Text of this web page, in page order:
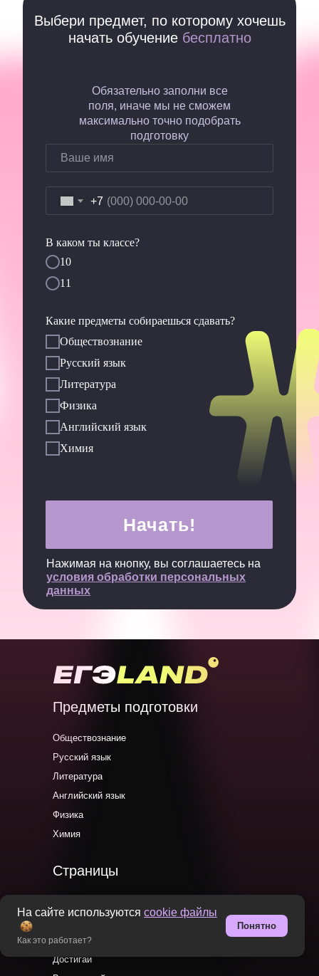
На сайте используются cookie файлы
Как это работает?
Понятно
Выбери предмет, по которому хочешь
начать обучение бесплатно
Обязательно заполни все
поля, иначе мы не сможем
максимально точно подобрать
подготовку
Начать!
+7
В каком ты классе?
10
11
Какие предметы собираешься сдавать?
Обществознание
Русский язык
Литература
Физика
Английский язык
Химия
Нажимая на кнопку, вы соглашаетесь на
условия обработки персональных
данных
Обществознание
Русский язык
Литература
Английский язык
Физика
Химия
Предметы подготовки
Новости EL
Достигай
Страницы